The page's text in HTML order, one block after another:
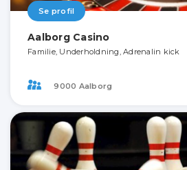
Se profil
Aalborg Casino
Familie, Underholdning, Adrenalin kick
9000 Aalborg